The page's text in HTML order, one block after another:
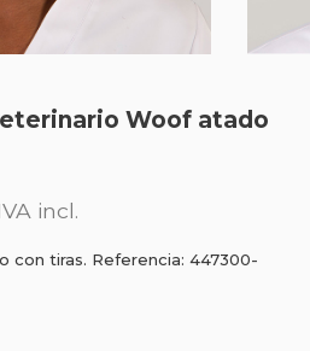
Woof atado
incl.
con tiras. Referencia: 447300-